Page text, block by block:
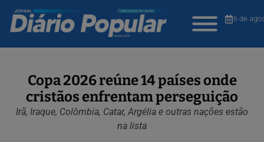
6 de
Copa 2026 reúne 14 países onde
cristãos enfrentam perseguição
Irã, Iraque, Colômbia, Catar, Argélia e outras nações estão
na lista